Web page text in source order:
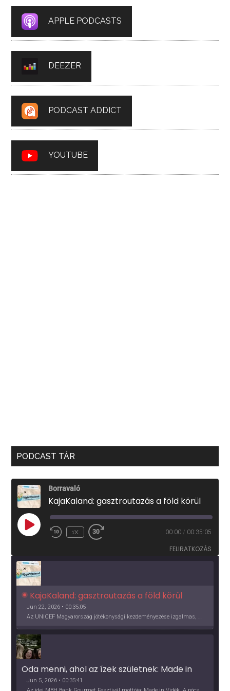
APPLE PODCASTS
DEEZER
PODCAST ADDICT
YOUTUBE
PODCAST TÁR
Borravaló
KajaKaland: gasztroutazás a föld körül
PLAY
EPISODE
1X 00:00 / 00:35:05
FELIRATKOZÁS
KajaKaland: gasztroutazás a föld körül
Jun 22, 2026 • 00:35:05
Az UNICEF Magyarország jótékonysági kezdeményezése izgalmas, egész éves világkörüli ízutazásra hív, igazi családi program és gasztroedukáció, illetve segítség a rászorulóknak is egyben.
Oda menni, ahol az ízek születnek: Made in
Vidék, Gourmet Fesztivál 2026
Jun 5, 2026 • 00:35:41